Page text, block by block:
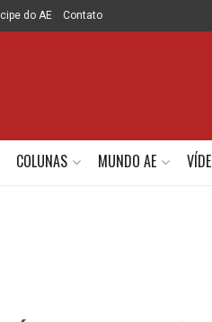
do AE Contato
COLUNAS MUNDO AE